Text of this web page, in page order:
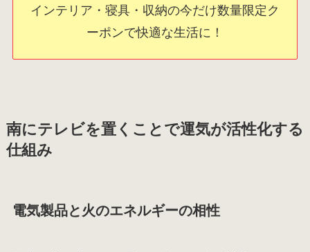
インテリア・寝具・収納の今だけ数量限定ク
ーポンで快適な生活に！
南にテレビを置くことで運気が活性化する
仕組み
電気製品と火のエネルギーの相性